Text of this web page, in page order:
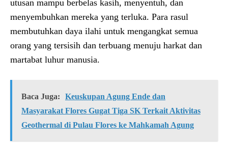
utusan mampu berbelas kasih, menyentuh, dan
menyembuhkan mereka yang terluka. Para rasul
membutuhkan daya ilahi untuk mengangkat semua
orang yang tersisih dan terbuang menuju harkat dan
martabat luhur manusia.
Baca Juga:
Keuskupan Agung Ende dan
Masyarakat Flores Gugat Tiga SK Terkait Aktivitas
Geothermal di Pulau Flores ke Mahkamah Agung